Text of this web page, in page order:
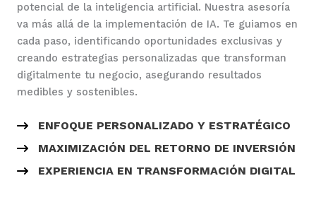
potencial de la inteligencia artificial. Nuestra asesoría
va más allá de la implementación de IA. Te guiamos en
cada paso, identificando oportunidades exclusivas y
creando estrategias personalizadas que transforman
digitalmente tu negocio, asegurando resultados
medibles y sostenibles.
ENFOQUE PERSONALIZADO Y ESTRATÉGICO
MAXIMIZACIÓN DEL RETORNO DE INVERSIÓN
EXPERIENCIA EN TRANSFORMACIÓN DIGITAL